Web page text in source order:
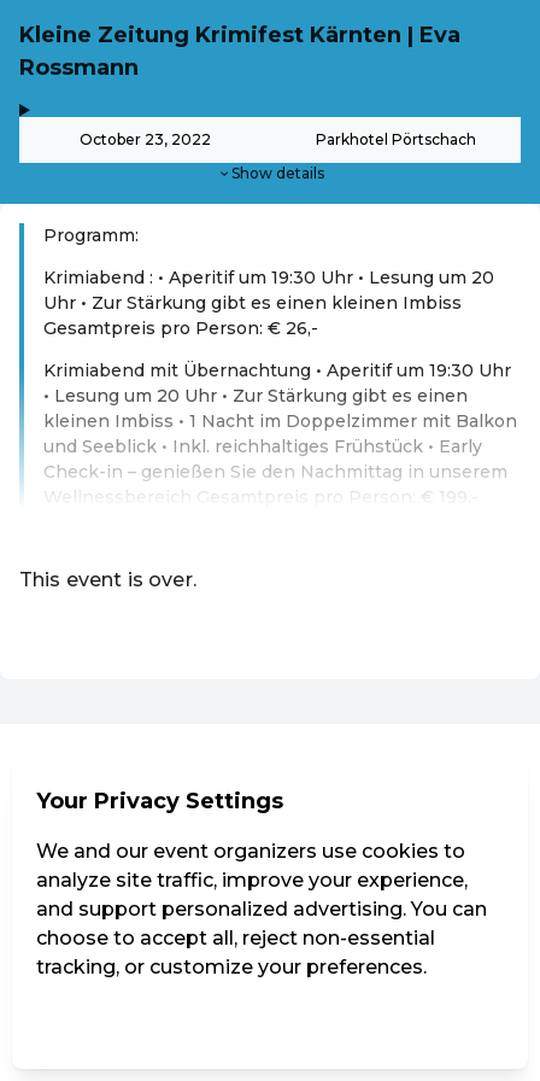
Kleine Zeitung Krimifest Kärnten | Eva
Rossmann
October 23, 2022 Parkhotel Pörtschach
Show details
Programm:
Krimiabend : • Aperitif um 19:30 Uhr • Lesung um 20
Uhr • Zur Stärkung gibt es einen kleinen Imbiss
Gesamtpreis pro Person: € 26,-
Krimiabend mit Übernachtung • Aperitif um 19:30 Uhr
• Lesung um 20 Uhr • Zur Stärkung gibt es einen
kleinen Imbiss • 1 Nacht im Doppelzimmer mit Balkon
und Seeblick • Inkl. reichhaltiges Frühstück • Early
Check-in – genießen Sie den Nachmittag in unserem
Wellnessbereich Gesamtpreis pro Person: € 199,-
This event is over.
Your Privacy Settings
We and our event organizers use cookies to
analyze site traffic, improve your experience,
and support personalized advertising. You can
choose to accept all, reject non-essential
tracking, or customize your preferences.